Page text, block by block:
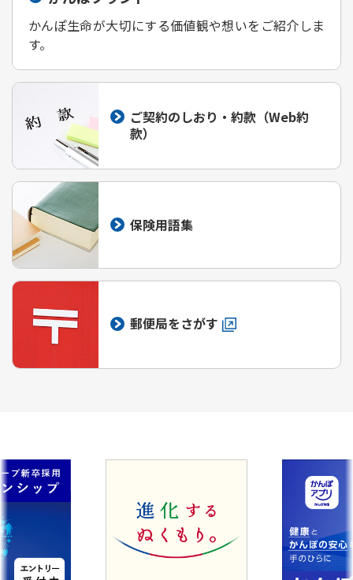
かんぽ生命が大切にする価値観や想いをご紹介しま
す。
ご契約のしおり・約款（Web約
款）
保険用語集
郵便局をさがす